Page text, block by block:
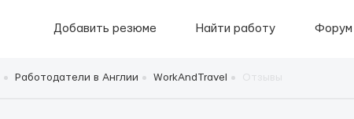
Добавить резюме Найти работу Форум
Работодатели в Англии WorkAndTravel